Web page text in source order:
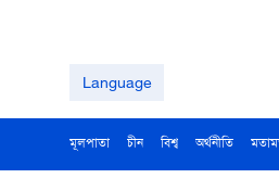
Language
মূলপাতা চীন বিশ্ব অর্থনীতি